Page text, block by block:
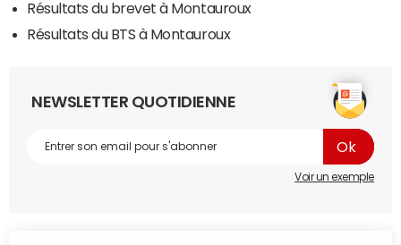
Résultats du brevet à Montauroux
Résultats du BTS à Montauroux
NEWSLETTER QUOTIDIENNE
Voir un exemple